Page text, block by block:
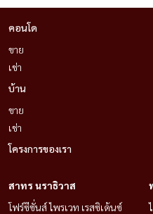
致电/WhatsApp：+66(0)98-
线路：@housewa
电子邮件：
网站：www.housewathailand.com
Facebook：Housewa资产
#芭堤雅公寓出售 #芭堤雅公寓
款，无需信用局检查 #投资房地
公寓，直接分期付款 #无需信
คอนโด
ขาย
เช่า
บ้าน
ขาย
เช่า
โครงการของเรา
สาทร นราธิวาส
โฟร์ซีซั่นส์ ไพรเวท เรสซิเด้นซ์